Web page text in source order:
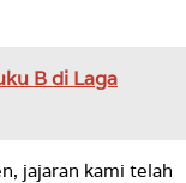
B di Laga
jajaran kami telah